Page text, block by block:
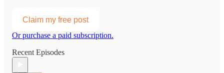
Claim my free post
Or purchase a paid subscription.
Recent Episodes